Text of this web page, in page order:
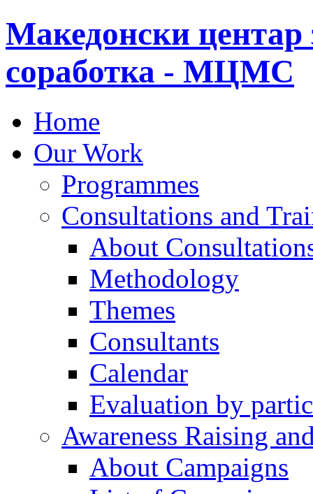
Македонски центар
соработка - МЦМС
Home
Our Work
Programmes
Consultations and
About
Methodology
Themes
Consultants
Calendar
Evaluation by
Awareness Raising
About Campaigns